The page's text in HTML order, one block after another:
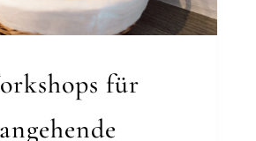
für
angehende